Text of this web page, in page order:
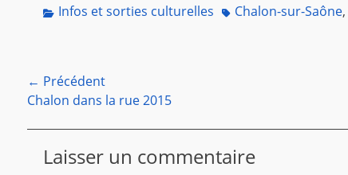
Categories
Infos et sorties culturelles TagsChalon-sur-Saône,
Navigation
de
l’article
← Précédent
Article
Chalon dans la rue 2015
Laisser un commentaire